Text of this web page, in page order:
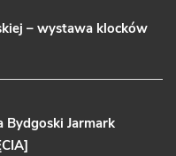
– wystawa klocków
Bydgoski Jarmark